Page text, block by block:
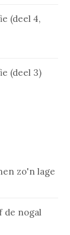
(deel 4,
(deel 3)
zo'n lage
de nogal